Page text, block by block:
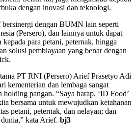
dengan inovasi dan teknologi.
bersinergi dengan BUMN lain seperti
(Persero), dan lainnya untuk dapat
para petani, peternak, hingga
solusi pembiayaan yang benar dengan
PT RNI (Persero) Arief Prasetyo Adi
kementerian dan lembaga sangat
pangan. “Saya harap, ‘ID Food’
bersama untuk mewujudkan ketahanan
petani, peternak, dan nelayan; dan
kata Arief. bj3